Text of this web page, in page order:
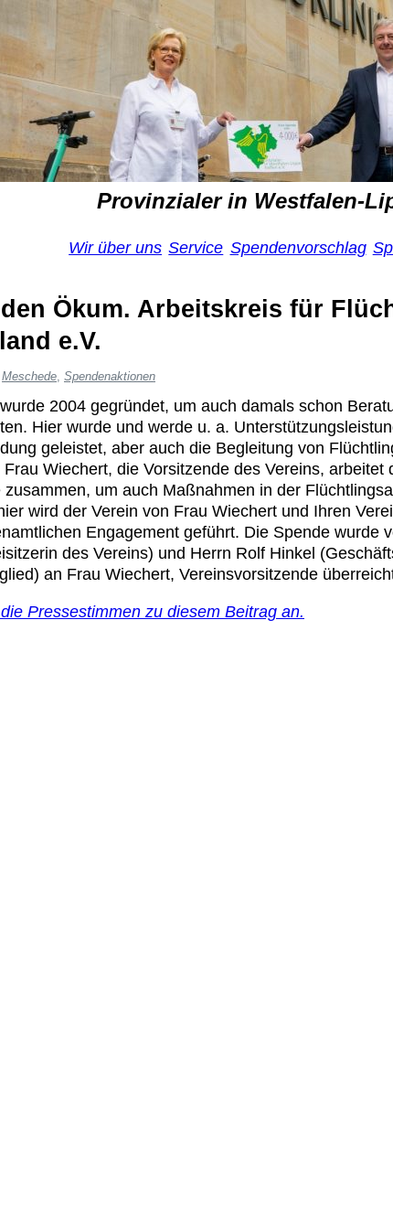
Provinzialer in Westfalen-
Wir über uns Service Spendenvorschlag
Ökum. Arbeitskreis für
e.V.
Meschede, Spendenaktionen
2004 gegründet, um auch damals schon
Hier wurde und werde u. a.
geleistet, aber auch die Begleitung von
Frau Wiechert, die Vorsitzende des Vereins, arbeitet
zusammen, um auch Maßnahmen in der
wird der Verein von Frau Wiechert und Ihren
Engagement geführt. Die Spende wurde
des Vereins) und Herrn Rolf Hinkel
an Frau Wiechert, Vereinsvorsitzende
Pressestimmen zu diesem Beitrag an.